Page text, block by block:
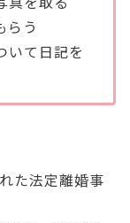
らう
いて日記を
た法定離婚事